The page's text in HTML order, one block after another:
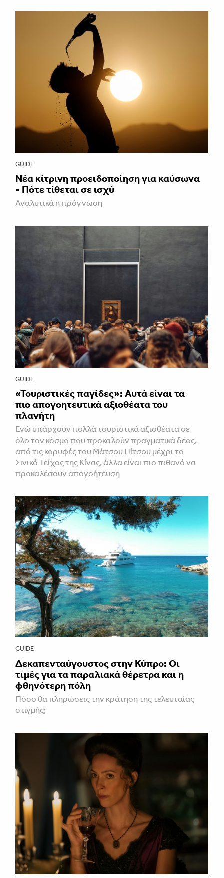
GUIDE
Νέα κίτρινη προειδοποίηση για καύσωνα
- Πότε τίθεται σε ισχύ
Αναλυτικά η πρόγνωση
GUIDE
«Τουριστικές παγίδες»: Αυτά είναι τα
πιο απογοητευτικά αξιοθέατα του
πλανήτη
Ενώ υπάρχουν πολλά τουριστικά αξιοθέατα σε
όλο τον κόσμο που προκαλούν πραγματικά δέος,
από τις κορυφές του Μάτσου Πίτσου μέχρι το
Σινικό Τείχος της Κίνας, άλλα είναι πιο πιθανό να
προκαλέσουν απογοήτευση
GUIDE
Δεκαπενταύγουστος στην Κύπρο: Οι
τιμές για τα παραλιακά θέρετρα και η
φθηνότερη πόλη
Πόσο θα πληρώσεις την κράτηση της τελευταίας
στιγμής;